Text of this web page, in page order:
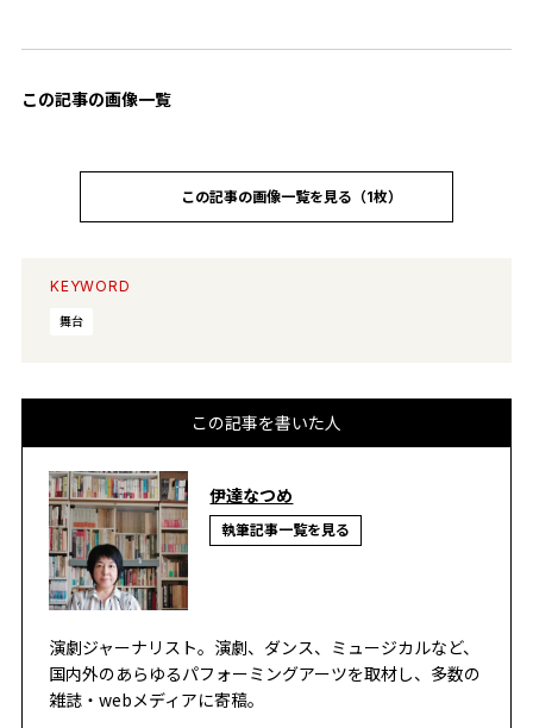
この記事の画像一覧
この記事の画像一覧を見る（1枚）
KEYWORD
舞台
この記事を書いた人
伊達なつめ
執筆記事一覧を見る
演劇ジャーナリスト。演劇、ダンス、ミュージカルなど、
国内外のあらゆるパフォーミングアーツを取材し、多数の
雑誌・webメディアに寄稿。